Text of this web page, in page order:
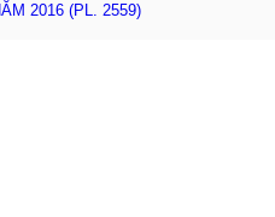
2016 (PL. 2559)